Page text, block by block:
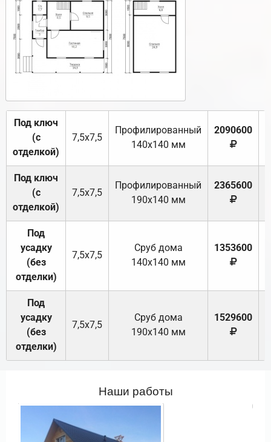
Под ключ
(с
отделкой)
7,5х7,5
Профилированный
140х140 мм
2090600
Под ключ
(с
отделкой)
7,5х7,5
Профилированный
190х140 мм
2365600
Под
усадку
(без
отделки)
7,5х7,5
Cруб дома
140х140 мм
1353600
Под
усадку
(без
отделки)
7,5х7,5
Cруб дома
190х140 мм
1529600
Наши работы